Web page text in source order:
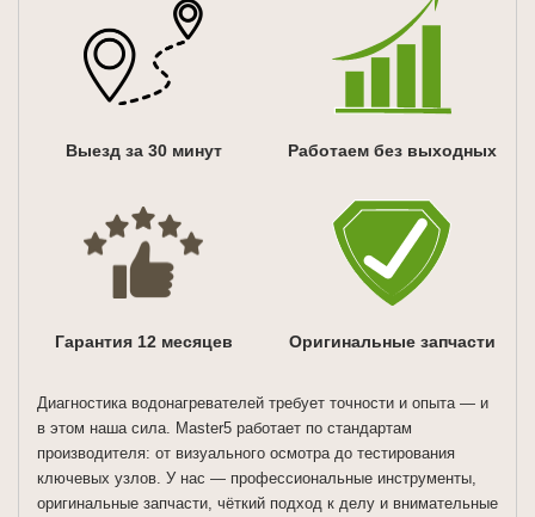
Выезд за 30 минут Работаем без выходных
Гарантия 12 месяцев Оригинальные запчасти
Диагностика водонагревателей требует точности и опыта — и
в этом наша сила. Master5 работает по стандартам
производителя: от визуального осмотра до тестирования
ключевых узлов. У нас — профессиональные инструменты,
оригинальные запчасти, чёткий подход к делу и внимательные